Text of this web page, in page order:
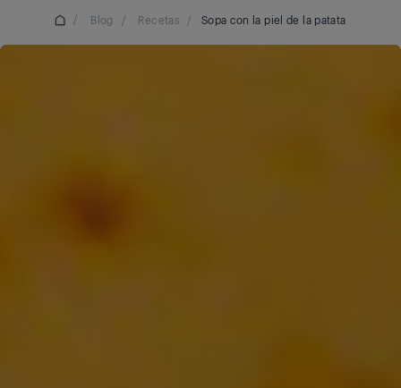
/ Blog / Recetas / Sopa con la piel de la patata